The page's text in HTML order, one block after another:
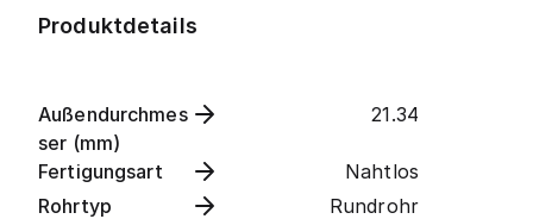
Produktdetails
Außendurchmes
ser (mm)
21.34
Fertigungsart
Nahtlos
Rohrtyp
Rundrohr